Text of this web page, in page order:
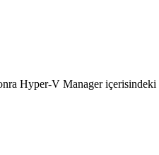
Hyper-V Manager içerisindeki